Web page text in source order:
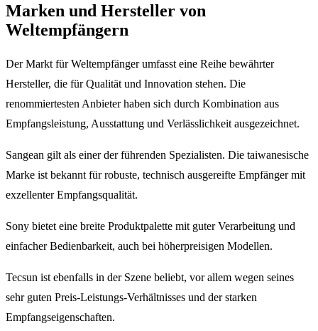
Marken und Hersteller von
Weltempfängern
Der Markt für Weltempfänger umfasst eine Reihe bewährter
Hersteller, die für Qualität und Innovation stehen. Die
renommiertesten Anbieter haben sich durch Kombination aus
Empfangsleistung, Ausstattung und Verlässlichkeit ausgezeichnet.
Sangean gilt als einer der führenden Spezialisten. Die taiwanesische
Marke ist bekannt für robuste, technisch ausgereifte Empfänger mit
exzellenter Empfangsqualität.
Sony bietet eine breite Produktpalette mit guter Verarbeitung und
einfacher Bedienbarkeit, auch bei höherpreisigen Modellen.
Tecsun ist ebenfalls in der Szene beliebt, vor allem wegen seines
sehr guten Preis-Leistungs-Verhältnisses und der starken
Empfangseigenschaften.